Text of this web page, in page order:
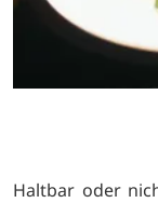
Haltbar oder